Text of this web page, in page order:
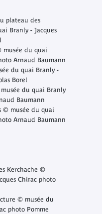
plateau des
Branly - Jacques
musée du quai
Arnaud Baumann
du quai Branly -
Borel
du quai Branly
Baumann
© musée du quai
Arnaud Baumann
Kerchache ©
Chirac photo
© musée du
photo Pomme